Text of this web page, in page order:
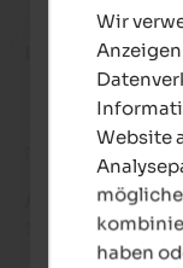
-
Bewertung aus
5 von 5 Sternen
Wir
Website
haben